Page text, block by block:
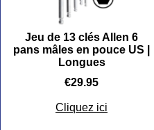
Jeu de 13 clés Allen 6
pans mâles en pouce US |
Longues
€29.95
Cliquez ici